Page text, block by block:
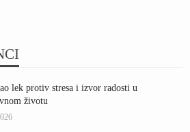
lek protiv stresa i izvor radosti u
životu